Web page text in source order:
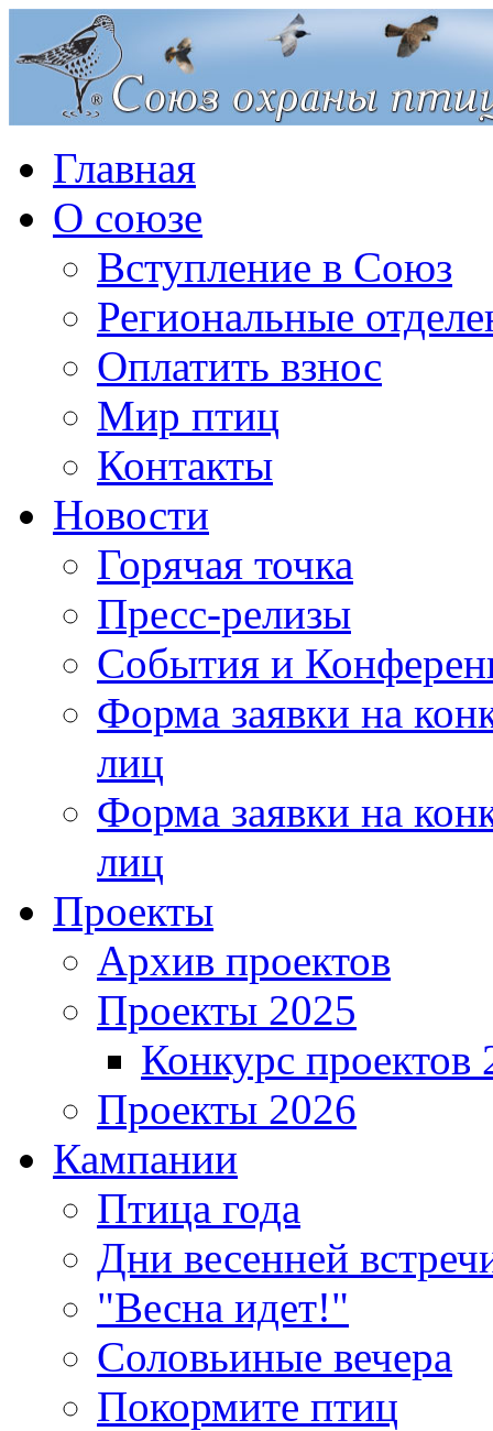
Главная
О союзе
Вступление в Союз
Региональные
Оплатить взнос
Мир птиц
Контакты
Новости
Горячая точка
Пресс-релизы
События и
Форма заявки на
лиц
Форма заявки на
лиц
Проекты
Архив проектов
Проекты 2025
Конкурс проектов
Проекты 2026
Кампании
Птица года
Дни весенней
"Весна идет!"
Соловьиные вечера
Покормите птиц